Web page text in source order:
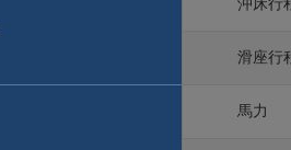
滑座行
馬力